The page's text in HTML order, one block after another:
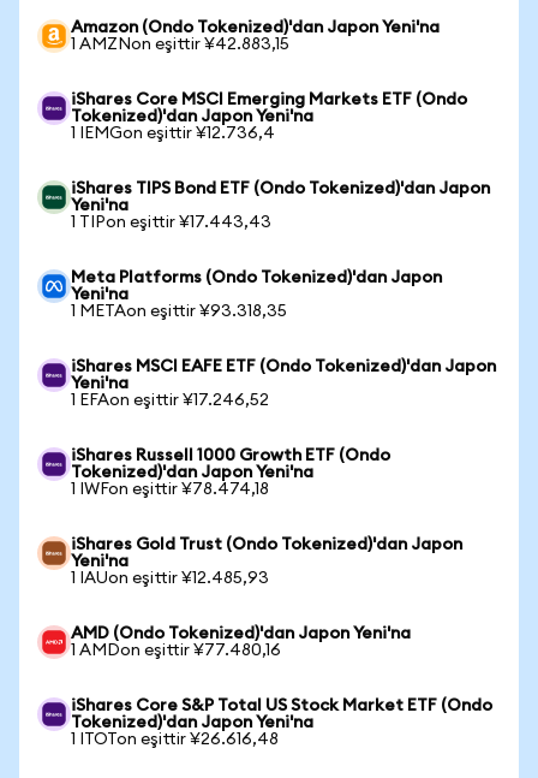
Amazon (Ondo Tokenized)'dan Japon Yeni'na
1 AMZNon eşittir ¥42.883,15
iShares Core MSCI Emerging Markets ETF (Ondo
Tokenized)'dan Japon Yeni'na
1 IEMGon eşittir ¥12.736,4
iShares TIPS Bond ETF (Ondo Tokenized)'dan Japon
Yeni'na
1 TIPon eşittir ¥17.443,43
Meta Platforms (Ondo Tokenized)'dan Japon
Yeni'na
1 METAon eşittir ¥93.318,35
iShares MSCI EAFE ETF (Ondo Tokenized)'dan Japon
Yeni'na
1 EFAon eşittir ¥17.246,52
iShares Russell 1000 Growth ETF (Ondo
Tokenized)'dan Japon Yeni'na
1 IWFon eşittir ¥78.474,18
iShares Gold Trust (Ondo Tokenized)'dan Japon
Yeni'na
1 IAUon eşittir ¥12.485,93
AMD (Ondo Tokenized)'dan Japon Yeni'na
1 AMDon eşittir ¥77.480,16
iShares Core S&P Total US Stock Market ETF (Ondo
Tokenized)'dan Japon Yeni'na
1 ITOTon eşittir ¥26.616,48